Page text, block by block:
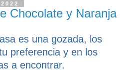
Chocolate y Naranja
es una gozada, los
preferencia y en los
a encontrar.